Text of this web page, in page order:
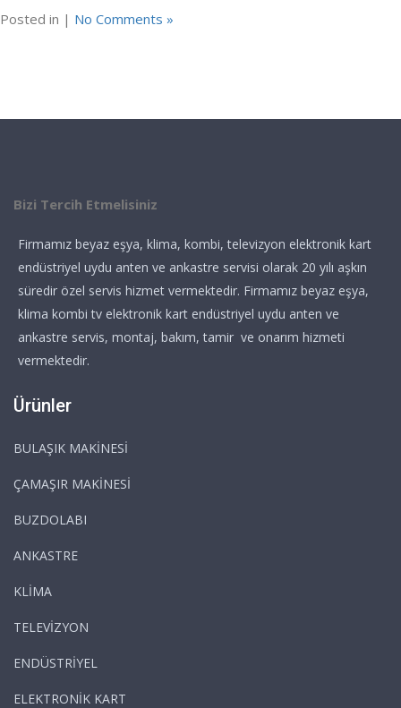
Posted in | No Comments »
Bizi Tercih Etmelisiniz
Firmamız beyaz eşya, klima, kombi, televizyon elektronik kart
endüstriyel uydu anten ve ankastre servisi olarak 20 yılı aşkın
süredir özel servis hizmet vermektedir. Firmamız beyaz eşya,
klima kombi tv elektronik kart endüstriyel uydu anten ve
ankastre servis, montaj, bakım, tamir ve onarım hizmeti
vermektedir.
Ürünler
BULAŞIK MAKİNESİ
ÇAMAŞIR MAKİNESİ
BUZDOLABI
ANKASTRE
KLİMA
TELEVİZYON
ENDÜSTRİYEL
ELEKTRONİK KART